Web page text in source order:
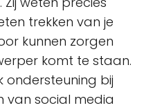
trekken van je
kunnen zorgen
komt te staan.
ondersteuning bij
van social media